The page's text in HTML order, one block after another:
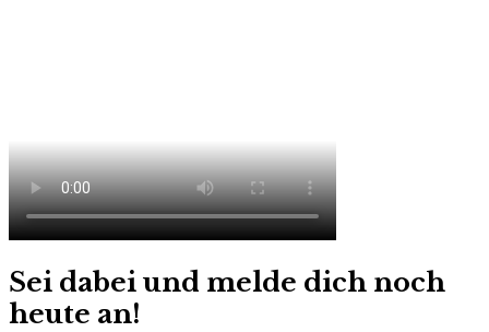
Sei dabei und melde dich noch
heute an!